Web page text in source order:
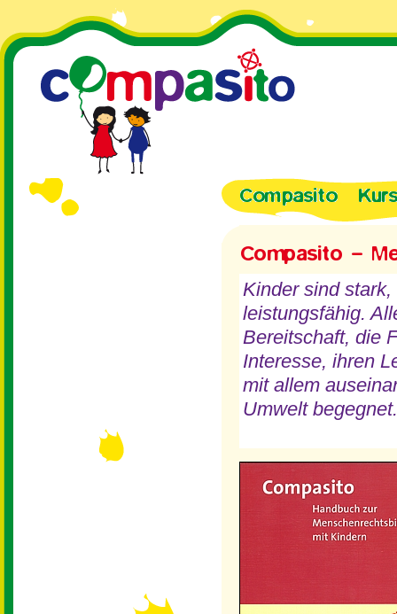
Kinder sind
leistungsfähig.
Bereitschaft, die
Interesse, ihren
mit allem
Umwelt begegnet.